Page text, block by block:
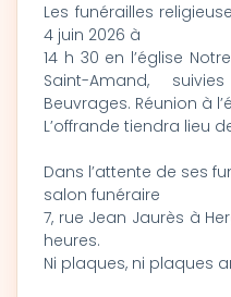
Les funérailles
4 juin 2026 à
14 h 30 en l’église
Saint-Amand,
Beuvrages. Réunion à
L’offrande tiendra lieu
Dans l’attente de ses
salon funéraire
7, rue Jean Jaurès à
heures.
Ni plaques, ni plaques